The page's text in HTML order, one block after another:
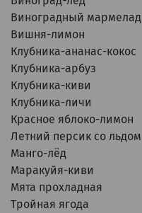
Виноградный мармелад
Вишня-лимон
Клубника-ананас-кокос
Клубника-арбуз
Клубника-киви
Клубника-личи
Красное яблоко-лимон
Летний персик со льдом
Манго-лёд
Маракуйя-киви
Мята прохладная
Тройная ягода